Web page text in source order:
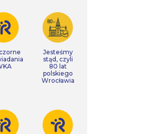
Jesteśmy
stąd, czyli
80 lat
polskiego
Wrocławia